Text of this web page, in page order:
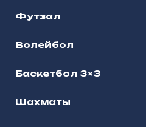
Футзал
Волейбол
Баскетбол 3×3
Шахматы